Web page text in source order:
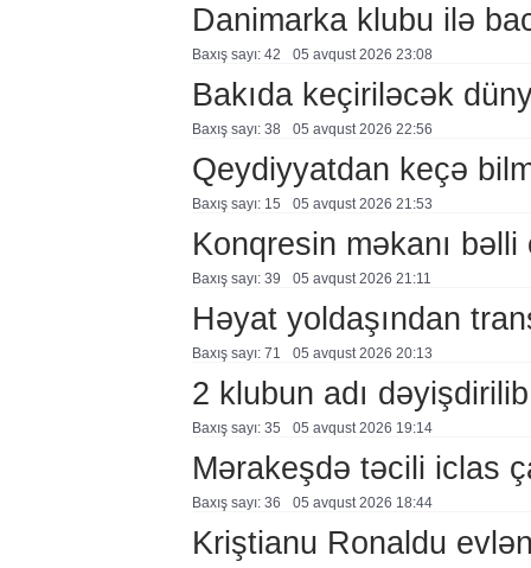
Danimarka klubu ilə
Baxış sayı: 42 05 avqust 2026 23:08
Bakıda keçiriləcək
Baxış sayı: 38 05 avqust 2026 22:56
Qeydiyyatdan keçə
Baxış sayı: 15 05 avqust 2026 21:53
Konqresin məkanı bəlli
Baxış sayı: 39 05 avqust 2026 21:11
Həyat yoldaşından
Baxış sayı: 71 05 avqust 2026 20:13
2 klubun adı dəyişdirilib
Baxış sayı: 35 05 avqust 2026 19:14
Mərakeşdə təcili iclas
Baxış sayı: 36 05 avqust 2026 18:44
Kriştianu Ronaldu